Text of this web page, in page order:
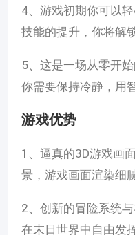
4、游戏初期你可以
技能的提升，你将解
5、这是一场从零开
你需要保持冷静，用
游戏优势
1、逼真的3D游戏画
景，游戏画面渲染细
2、创新的冒险系统
在末日世界中自由发